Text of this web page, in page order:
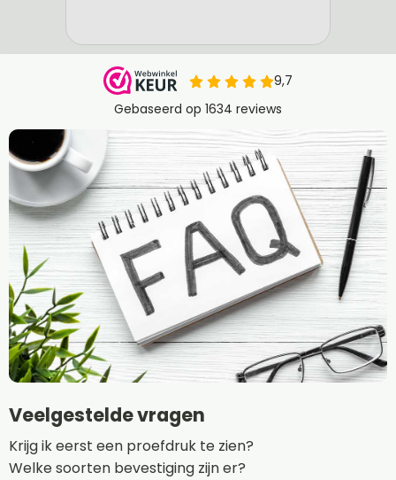
Veelgestelde vragen
Krijg ik eerst een proefdruk te zien?
Welke soorten bevestiging zijn er?